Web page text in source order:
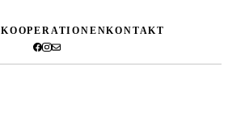
KOOPERATIONENKONTAKT